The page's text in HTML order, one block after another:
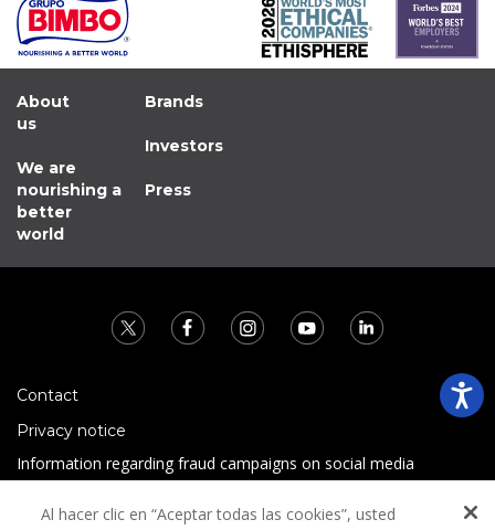
About
us
We are
nourishing a
better
world
Brands
Investors
Press
Contact
Privacy notice
Information regarding fraud campaigns on social media
Al hacer clic en “Aceptar todas las cookies”, usted